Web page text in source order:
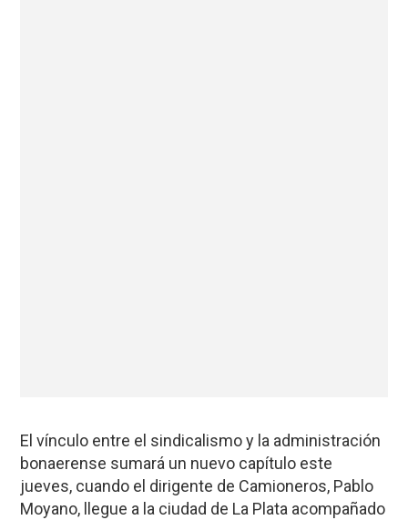
El vínculo entre el sindicalismo y la administración
bonaerense sumará un nuevo capítulo este
jueves, cuando el dirigente de Camioneros, Pablo
Moyano, llegue a la ciudad de La Plata acompañado